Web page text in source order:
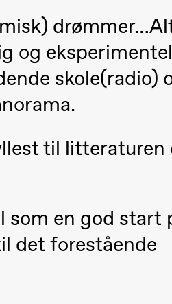
Box teater)
Box teater)
og
skole(radio)
til litteraturen
som en god start
det forestående